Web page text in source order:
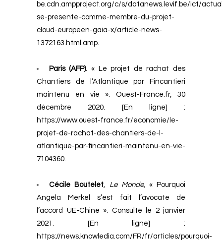
be.cdn.ampproject.org/c/s/datanews.levif.be/ict/
se-presente-comme-membre-du-projet-
cloud-europeen-gaia-x/article-news-
1372163.html.amp.
Paris (AFP). « Le projet de rachat des
Chantiers de l’Atlantique par Fincantieri
maintenu en vie ». Ouest-France.fr, 30
décembre 2020. [En ligne] :
https://www.ouest-france.fr/economie/le-
projet-de-rachat-des-chantiers-de-l-
atlantique-par-fincantieri-maintenu-en-vie-
7104360.
Cécile Boutelet, Le Monde, « Pourquoi
Angela Merkel s’est fait l’avocate de
l’accord UE-Chine ». Consulté le 2 janvier
2021. [En ligne] :
https://news.knowledia.com/FR/fr/articles/pourquoi-